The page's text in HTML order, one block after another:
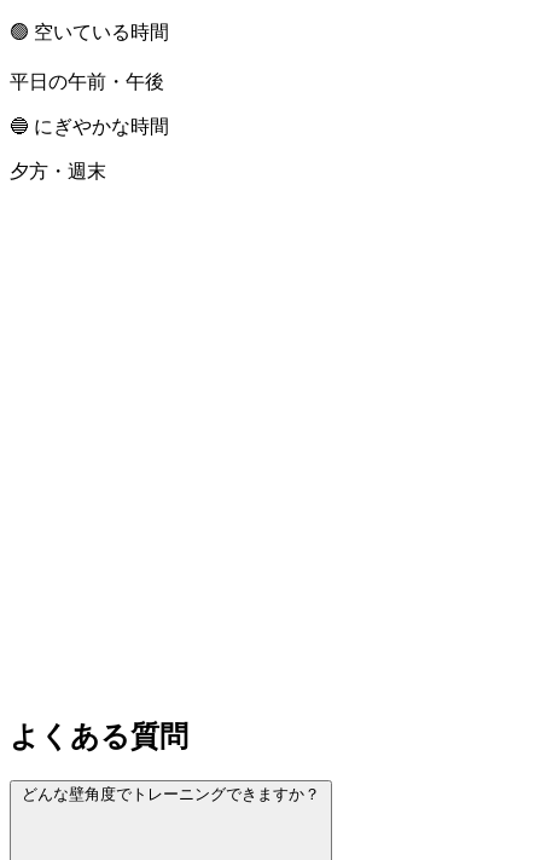
🟢 空いている時間
平日の午前・午後
🔵 にぎやかな時間
夕方・週末
よくある質問
どんな壁角度でトレーニングできますか？